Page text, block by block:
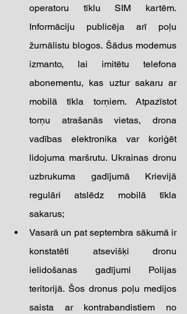
operatoru tīklu SIM kartēm.
Informāciju publicēja arī poļu
žurnālistu blogos. Šādus modemus
izmanto, lai imitētu telefona
abonementu, kas uztur sakaru ar
mobilā tīkla torņiem. Atpazīstot
torņu atrašanās vietas, drona
vadības elektronika var koriģēt
lidojuma maršrutu. Ukrainas dronu
uzbrukuma gadījumā Krievijā
regulāri atslēdz mobilā tīkla
sakarus;
Vasarā un pat septembra sākumā ir
konstatēti atsevišķi dronu
ielidošanas gadījumi Polijas
teritorijā. Šos dronus poļu medijos
saista ar kontrabandistiem no